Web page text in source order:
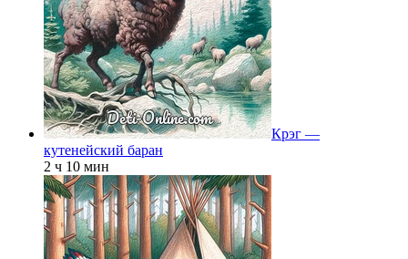
Крэг —
кутенейский баран
2 ч 10 мин